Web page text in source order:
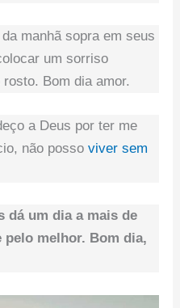
manhã sopra em seus
um sorriso
Bom dia amor.
a Deus por ter me
não possoviver sem
dá um dia a mais de
pelo melhor. Bom dia,